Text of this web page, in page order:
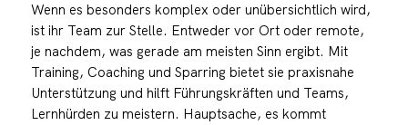
Wenn es besonders komplex oder unübersichtlich wird,
ist ihr Team zur Stelle. Entweder vor Ort oder remote,
je nachdem, was gerade am meisten Sinn ergibt. Mit
Training, Coaching und Sparring bietet sie praxisnahe
Unterstützung und hilft Führungskräften und Teams,
Lernhürden zu meistern. Hauptsache, es kommt